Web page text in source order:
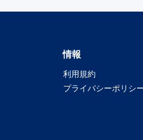
情報
利用規約
プライバシーポリシ